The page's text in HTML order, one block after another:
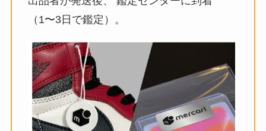
（1〜3日で鑑定）。